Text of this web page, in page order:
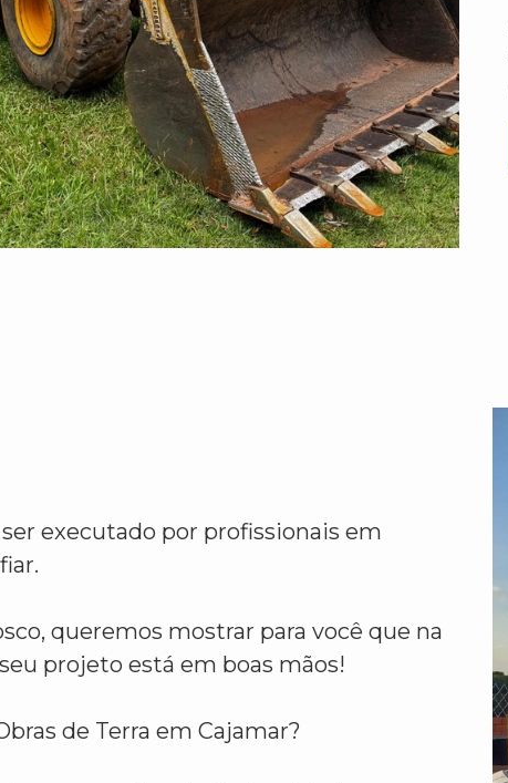
executado por profissionais em
queremos mostrar para você que na
projeto está em boas mãos!
de Terra em Cajamar?